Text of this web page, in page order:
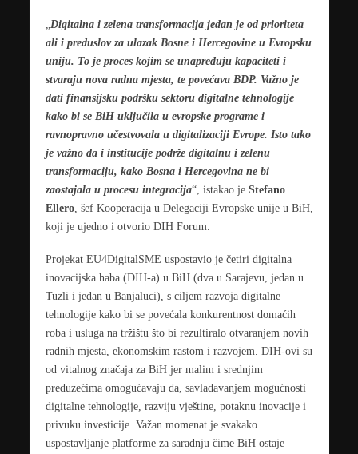
Digitalna i zelena transformacija jedan je od prioriteta
ali i preduslov za ulazak Bosne i Hercegovine u Evropsku
uniju. To je proces kojim se unapređuju kapaciteti i
stvaraju nova radna mjesta, te povećava BDP. Važno je
dati finansijsku podršku sektoru digitalne tehnologije
kako bi se BiH uključila u evropske programe i
ravnopravno učestvovala u digitalizaciji Evrope. Isto tako
je važno da i institucije podrže digitalnu i zelenu
transformaciju, kako Bosna i Hercegovina ne bi
zaostajala u procesu integracija“, istakao je Stefano
Ellero, šef Kooperacija u Delegaciji Evropske unije u BiH,
koji je ujedno i otvorio DIH Forum.
Projekat EU4DigitalSME uspostavio je četiri digitalna
inovacijska haba (DIH-a) u BiH (dva u Sarajevu, jedan u
Tuzli i jedan u Banjaluci), s ciljem razvoja digitalne
tehnologije kako bi se povećala konkurentnost domaćih
roba i usluga na tržištu što bi rezultiralo otvaranjem novih
radnih mjesta, ekonomskim rastom i razvojem. DIH-ovi su
od vitalnog značaja za BiH jer malim i srednjim
preduzećima omogućavaju da, savladavanjem mogućnosti
digitalne tehnologije, razviju vještine, potaknu inovacije i
privuku investicije. Važan momenat je svakako
uspostavljanje platforme za saradnju čime BiH ostaje